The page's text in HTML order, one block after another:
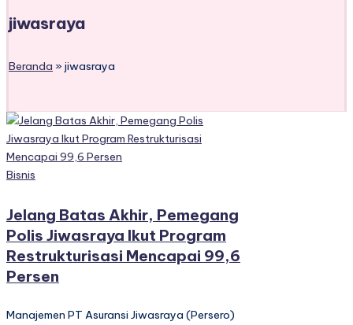
jiwasraya
Beranda » jiwasraya
Posted
Bisnis
Jelang Batas Akhir, Pemegang
Polis Jiwasraya Ikut Program
Restrukturisasi Mencapai 99,6
Persen
Manajemen PT Asuransi Jiwasraya (Persero)